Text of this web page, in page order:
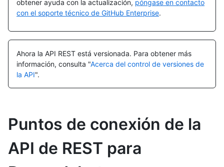
obtener ayuda con la actualización, póngase en contacto
con el soporte técnico de GitHub Enterprise.
Ahora la API REST está versionada. Para obtener más
información, consulta "Acerca del control de versiones de
la API".
Puntos de conexión de la
API de REST para